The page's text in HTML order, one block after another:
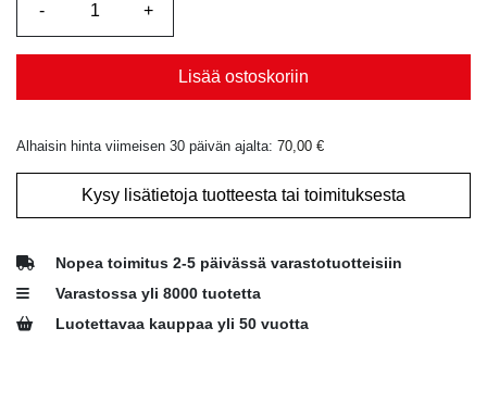
Lisää ostoskoriin
Alhaisin hinta viimeisen 30 päivän ajalta: 70,00 €
Kysy lisätietoja tuotteesta tai toimituksesta
Nopea toimitus 2-5 päivässä varastotuotteisiin
Varastossa yli 8000 tuotetta
Luotettavaa kauppaa yli 50 vuotta